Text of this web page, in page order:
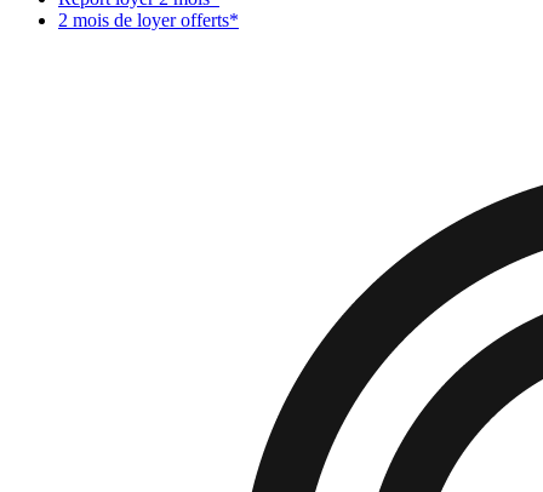
2 mois de loyer offerts*